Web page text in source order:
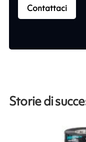
Contattaci
Storie di